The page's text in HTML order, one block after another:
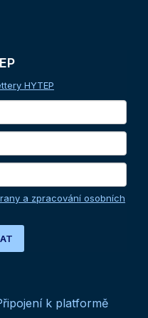
HYTEP
a zpracování osobních
k platformě